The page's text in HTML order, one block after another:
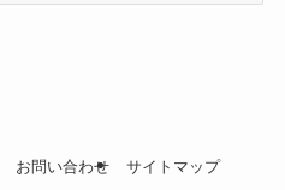
お問い合わせ サイトマップ